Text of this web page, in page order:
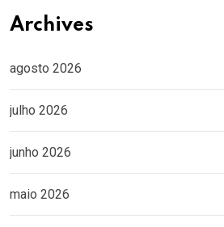
Archives
agosto 2026
julho 2026
junho 2026
maio 2026